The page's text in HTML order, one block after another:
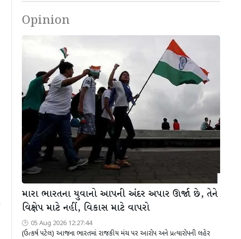
Opinion
મારા ભારતના યુવાનો આપની અંદર અપાર ઊર્જા છે, તેને
વિક્ષેપ માટે નહીં, વિકાસ માટે વાપરો
05 Aug 2026 12:27:44
(ઉત્કર્ષ પટેલ) આજના ભારતમાં રાજકીય મંચ પર આરોપ અને પ્રત્યારોપની લહેર